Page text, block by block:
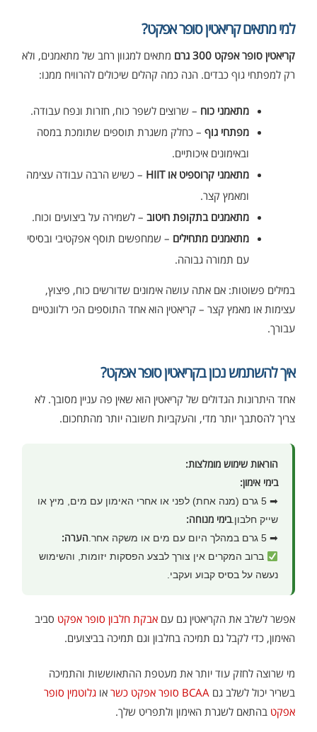
למי מתאים קריאטין סופר אפקט?
קריאטין סופר אפקט 300 גרם
מתאים למגוון רחב של מתאמנים, ולא
רק למפתחי גוף כבדים. הנה כמה קהלים שיכולים להרוויח ממנו:
מתאמני כוח – שרוצים לשפר כוח, חזרות ונפח עבודה.
מפתחי גוף – כחלק משגרת תוספים שתומכת במסה
ובאימונים איכותיים.
מתאמני קרוספיט או HIIT
– כשיש הרבה עבודה עצימה
ומאמץ קצר.
מתאמנים בתקופת חיטוב – לשמירה על ביצועים וכוח.
מתאמנים מתחילים – שמחפשים תוסף אפקטיבי ובסיסי
עם תמורה גבוהה.
במילים פשוטות: אם אתה עושה אימונים שדורשים כוח, פיצוץ,
עצימות או מאמץ קצר – קריאטין הוא אחד התוספים הכי רלוונטיים
עבורך.
איך להשתמש נכון בקריאטין סופר אפקט?
אחד היתרונות הגדולים של קריאטין הוא שאין פה עניין מסובך. לא
צריך להסתבך יותר מדי, והעקביות חשובה יותר מהתחכום.
הוראות שימוש מומלצות:
בימי אימון:
➡ 5 גרם (מנה אחת) לפני או אחרי האימון עם מים, מיץ או
שייק חלבון.בימי מנוחה:
➡ 5 גרם במהלך היום עם מים או משקה אחר. הערה:
ברוב המקרים אין צורך לבצע הפסקות יזומות, והשימוש
נעשה על בסיס קבוע ועקבי.
אפשר לשלב את הקריאטין גם עם אבקת חלבון סופר אפקט סביב
האימון, כדי לקבל גם תמיכה בחלבון וגם תמיכה בביצועים.
מי שרוצה לחזק עוד יותר את מעטפת ההתאוששות והתמיכה
בשריר יכול לשלב גם BCAA סופר אפקט כשר או גלוטמין סופר
אפקט בהתאם לשגרת האימון ולתפריט שלך.